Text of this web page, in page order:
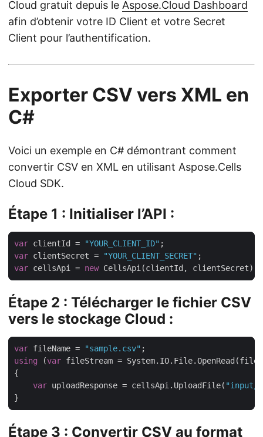
Cloud gratuit depuis le Aspose.Cloud Dashboard
afin d’obtenir votre ID Client et votre Secret
Client pour l’authentification.
Exporter CSV vers XML en
C#
Voici un exemple en C# démontrant comment
convertir CSV en XML en utilisant Aspose.Cells
Cloud SDK.
Étape 1 : Initialiser l’API :
var clientId = "YOUR_CLIENT_ID"
var clientSecret = "YOUR_CLIENT_SECRET"
var cellsApi = new
Étape 2 : Télécharger le fichier CSV
vers le stockage Cloud :
var fileName = "sample.csv"
using (var
var uploadResponse = cellsApi.UploadFile( "input/"
Étape 3 : Convertir CSV au format